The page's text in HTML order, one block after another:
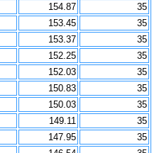
154.87
35
153.45
35
153.37
35
152.25
35
152.03
35
150.83
35
150.03
35
149.11
35
147.95
35